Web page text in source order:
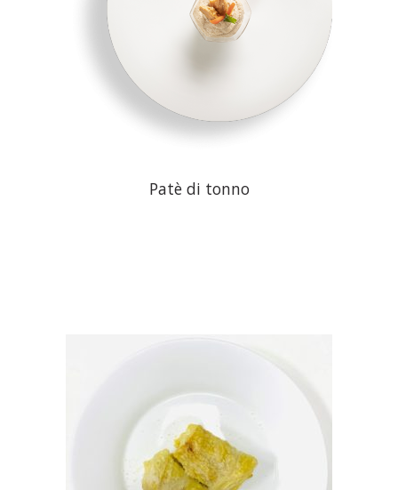
Patè di tonno